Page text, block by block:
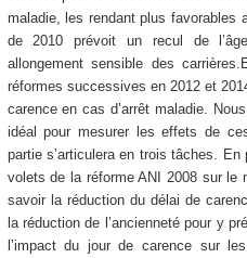
maladie, les rendant plus favorables
de 2010 prévoit un recul de
allongement sensible des
réformes successives en 2012 et
carence en cas d’arrêt maladie.
idéal pour mesurer les effets de
partie s’articulera en trois tâches.
volets de la réforme ANI 2008 sur le
savoir la réduction du délai de
la réduction de l’ancienneté pour y
l’impact du jour de carence sur